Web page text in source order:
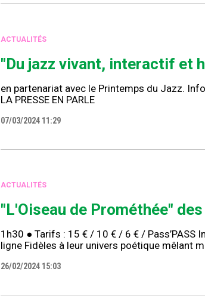
ACTUALITÉS
"Du jazz vivant, interactif et
en partenariat avec le Printemps du Jazz.
LA PRESSE EN PARLE
07/03/2024 11:29
ACTUALITÉS
"L'Oiseau de Prométhée"
1h30 ● Tarifs : 15 € / 10 € / 6 € /
ligne Fidèles à leur univers poétique mêlant
26/02/2024 15:03